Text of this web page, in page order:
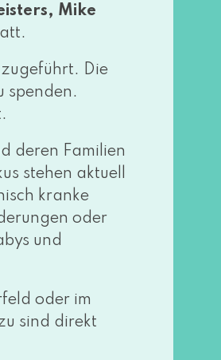
Mike
Die
spen­den.
deren Familien
ste­hen aktu­ell
kran­ke
oder
und
oder im
sind direkt